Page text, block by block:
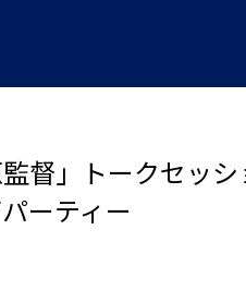
督」トークセッ
ーティー